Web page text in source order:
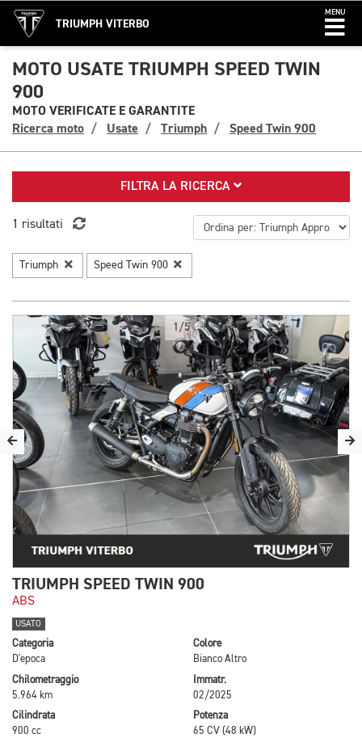
TRIUMPH VITERBO
MENU
MOTO USATE TRIUMPH SPEED TWIN
900
MOTO VERIFICATE E GARANTITE
Ricerca moto
Usate Triumph Speed Twin 900
FILTRA LA RICERCA
1 risultati
Triumph Speed Twin 900
1/5
TRIUMPH SPEED TWIN 900
ABS
USATO
Categoria
D'epoca
Colore
Bianco Altro
Chilometraggio
5.964 km
Immatr.
02/2025
Cilindrata
900 cc
Potenza
65 CV (48 kW)